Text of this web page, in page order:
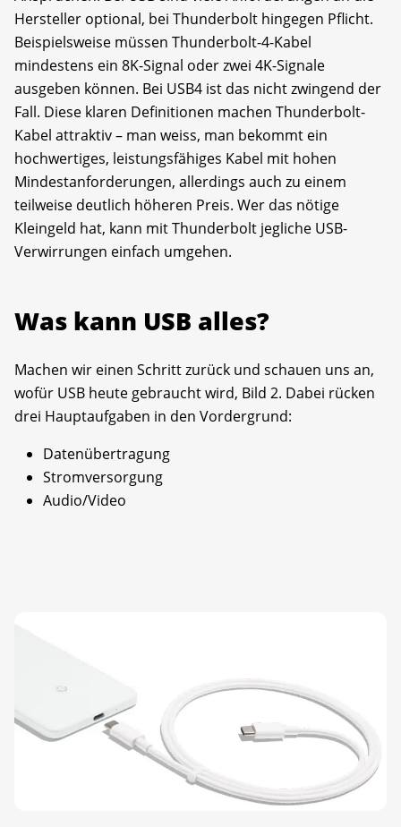
Hersteller optional, bei Thunderbolt hingegen Pflicht.
Beispielsweise müssen Thunderbolt-4-Kabel
mindestens ein 8K-Signal oder zwei 4K-Signale
ausgeben können. Bei USB4 ist das nicht zwingend der
Fall. Diese klaren Definitionen machen Thunderbolt-
Kabel attraktiv – man weiss, man bekommt ein
hochwertiges, leistungsfähiges Kabel mit hohen
Mindestanforderungen, allerdings auch zu einem
teilweise deutlich höheren Preis. Wer das nötige
Kleingeld hat, kann mit Thunderbolt jegliche USB-
Verwirrungen einfach umgehen.
Was kann USB alles?
Machen wir einen Schritt zurück und schauen uns an,
wofür USB heute gebraucht wird, Bild 2. Dabei rücken
drei Hauptaufgaben in den Vordergrund:
Datenübertragung
Stromversorgung
Audio/Video